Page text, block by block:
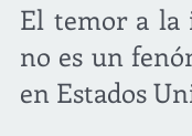
El temor a la
no es un
en Estados